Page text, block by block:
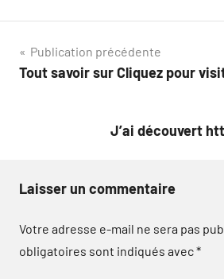
Navigation
de
Publication précédente
Tout savoir sur Cliquez pour
J’ai découvert
Laisser un commentaire
Votre adresse e-mail ne sera pas
obligatoires sont indiqués avec*